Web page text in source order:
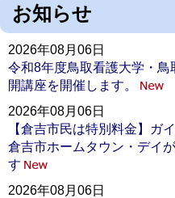
お知らせ
2026年08月06日
令和8年度鳥取看護大学・鳥
開講座を開催します。
2026年08月06日
【倉吉市民は特別料金】ガ
倉吉市ホームタウン・デイ
す
2026年08月06日